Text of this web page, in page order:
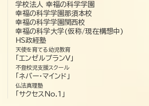
学校法人 幸福の科学学園
幸福の科学学園那須本校
幸福の科学学園関西校
幸福の科学大学(仮称/現在構想中)
HS政経塾
天使を育てる幼児教育
「エンゼルプランV」
不登校児支援スクール
「ネバー・マインド」
仏法真理塾
「サクセスNo.1」